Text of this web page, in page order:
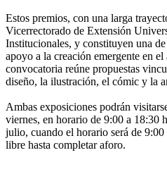
Estos premios, con una larga
Vicerrectorado de Extensión
Institucionales, y constituyen una
apoyo a la creación emergente en
convocatoria reúne propuestas
diseño, la ilustración, el cómic y la
Ambas exposiciones podrán
viernes, en horario de 9:00 a 18:30
julio, cuando el horario será de
libre hasta completar aforo.